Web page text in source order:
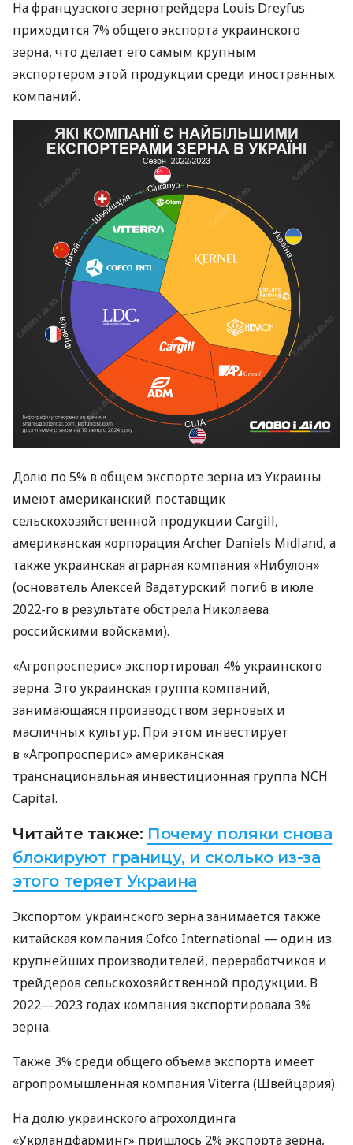
На французского зернотрейдера Louis Dreyfus
приходится 7% общего экспорта украинского
зерна, что делает его самым крупным
экспортером этой продукции среди иностранных
компаний.
Долю по 5% в общем экспорте зерна из Украины
имеют американский поставщик
сельскохозяйственной продукции Cargill,
американская корпорация Archer Daniels Midland, а
также украинская аграрная компания «Нибулон»
(основатель Алексей Вадатурский погиб в июле
2022-го в результате обстрела Николаева
российскими войсками).
«Агропросперис» экспортировал 4% украинского
зерна. Это украинская группа компаний,
занимающаяся производством зерновых и
масличных культур. При этом инвестирует
в «Агропросперис» американская
транснациональная инвестиционная группа NCH
Capital.
Читайте также: Почему поляки снова
блокируют границу, и сколько из-за
этого теряет Украина
Экспортом украинского зерна занимается также
китайская компания Cofco International — один из
крупнейших производителей, переработчиков и
трейдеров сельскохозяйственной продукции. В
2022—2023 годах компания экспортировала 3%
зерна.
Также 3% среди общего объема экспорта имеет
агропромышленная компания Viterra (Швейцария).
На долю украинского агрохолдинга
«Укрландфарминг» пришлось 2% экспорта зерна,